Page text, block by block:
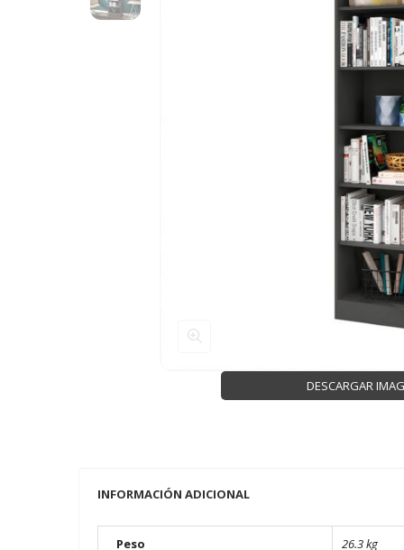
DESCARGAR
INFORMACIÓN ADICIONAL
Peso 26.3 kg